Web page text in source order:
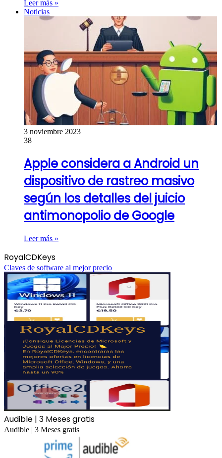
Leer más »
Noticias
3 noviembre 2023
38
Apple considera a Android un
dispositivo de rastreo masivo
según los detalles del juicio
antimonopolio de Google
Leer más »
RoyalCDKeys
Claves de software al mejor precio
Audible | 3 Meses gratis
Audible | 3 Meses gratis